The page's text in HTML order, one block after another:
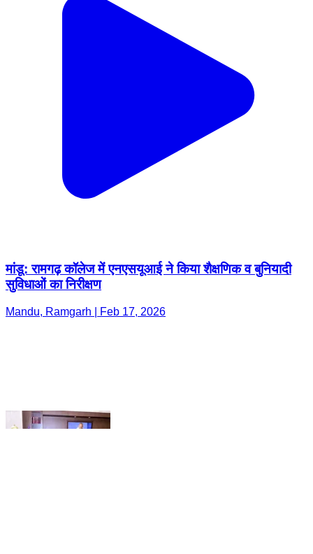
मांडू: रामगढ़ कॉलेज में एनएसयूआई ने किया शैक्षणिक व बुनियादी
सुविधाओं का निरीक्षण